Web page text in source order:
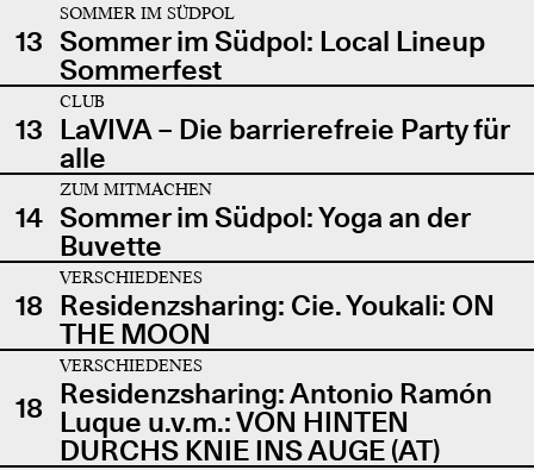
13
SOMMER IM SÜDPOL
Sommer im Südpol: Local Lineup
Sommerfest
13
CLUB
LaVIVA – Die barrierefreie Party für
alle
14
ZUM MITMACHEN
Sommer im Südpol: Yoga an der
Buvette
18
VERSCHIEDENES
Residenzsharing: Cie. Youkali: ON
THE MOON
18
VERSCHIEDENES
Residenzsharing: Antonio Ramón
Luque u.v.m.: VON HINTEN
DURCHS KNIE INS AUGE (AT)